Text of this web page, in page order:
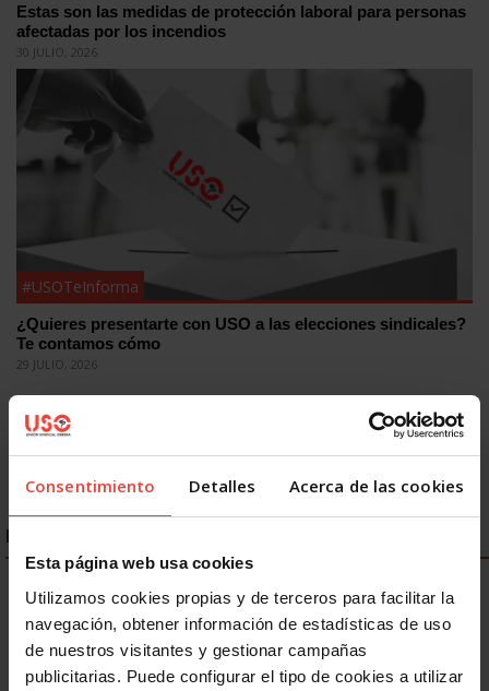
Consentimiento Detalles Acerca de las cookies
Esta página web usa cookies
Utilizamos cookies propias y de terceros para facilitar la
navegación, obtener información de estadísticas de uso
de nuestros visitantes y gestionar campañas
publicitarias. Puede configurar el tipo de cookies a utilizar
Estas son las medidas de protección laboral para personas
afectadas por los incendios
30 JULIO, 2026
#USOTeInforma
¿Quieres presentarte con USO a las elecciones sindicales?
Te contamos cómo
29 JULIO, 2026
ENLACES DESTACADOS